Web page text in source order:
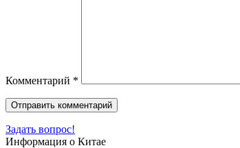
Комментарий *
Задать вопрос!
Информация о Китае